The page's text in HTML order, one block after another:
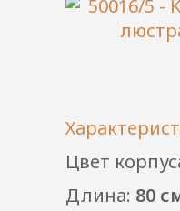
Цвет
Длина: 80